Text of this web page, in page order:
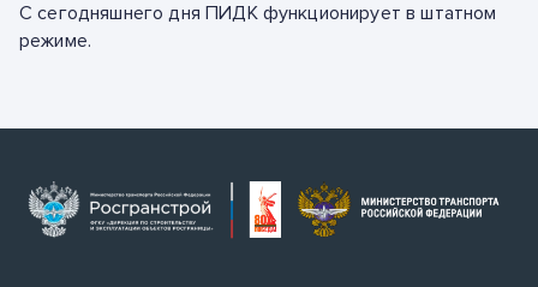
С сегодняшнего дня ПИДК функционирует в штатном
режиме.